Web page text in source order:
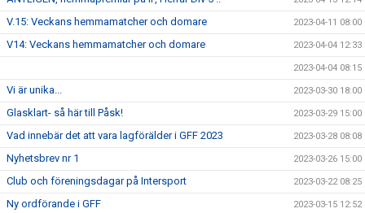
V.15: Veckans hemmamatcher och domare 2023-04-11 08:00
V14: Veckans hemmamatcher och domare 2023-04-04 12:33
2023-04-04 08:15
Vi är unika... 2023-03-30 18:00
Glasklart- så här till Påsk! 2023-03-29 15:00
Vad innebär det att vara lagförälder i GFF 2023 2023-03-28 08:08
Nyhetsbrev nr 1 2023-03-26 15:00
Club och föreningsdagar på Intersport 2023-03-22 08:25
Ny ordförande i GFF 2023-03-15 12:52